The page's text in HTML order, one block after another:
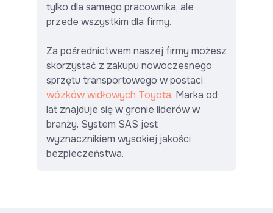
tylko dla samego pracownika, ale
przede wszystkim dla firmy.
Za pośrednictwem naszej firmy możesz
skorzystać z zakupu nowoczesnego
sprzętu transportowego w postaci
wózków widłowych Toyota. Marka od
lat znajduje się w gronie liderów w
branży. System SAS jest
wyznacznikiem wysokiej jakości
bezpieczeństwa.